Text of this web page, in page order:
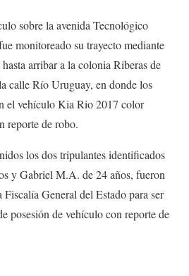
sobre la avenida Tecnológico
monitoreado su trayecto mediante
arribar a la colonia Riberas de
calle Río Uruguay, en donde los
el vehículo Kia Rio 2017 color
reporte de robo.
los dos tripulantes identificados
y Gabriel M.A. de 24 años, fueron
General del Estado para ser
posesión de vehículo con reporte de